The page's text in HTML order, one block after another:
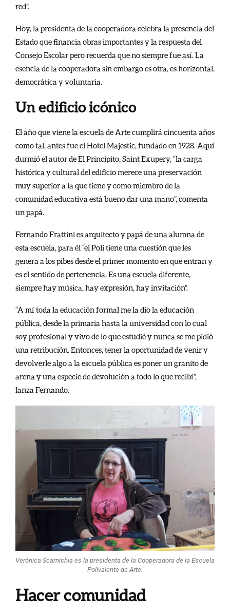
red”.
Hoy, la presidenta de la cooperadora celebra la presencia del
Estado que financia obras importantes y la respuesta del
Consejo Escolar pero recuerda que no siempre fue así. La
esencia de la cooperadora sin embargo es otra, es horizontal,
democrática y voluntaria.
Un edificio icónico
El año que viene la escuela de Arte cumplirá cincuenta años
como tal, antes fue el Hotel Majestic, fundado en 1928. Aquí
durmió el autor de El Principito, Saint Exupery, “la carga
histórica y cultural del edificio merece una preservación
muy superior a la que tiene y como miembro de la
comunidad educativa está bueno dar una mano”, comenta
un papá.
Fernando Frattini es arquitecto y papá de una alumna de
esta escuela, para él “el Poli tiene una cuestión que les
genera a los pibes desde el primer momento en que entran y
es el sentido de pertenencia. Es una escuela diferente,
siempre hay música, hay expresión, hay invitación”.
“A mí toda la educación formal me la dio la educación
pública, desde la primaria hasta la universidad con lo cual
soy profesional y vivo de lo que estudié y nunca se me pidió
una retribución. Entonces, tener la oportunidad de venir y
devolverle algo a la escuela pública es poner un granito de
arena y una especie de devolución a todo lo que recibí”,
lanza Fernando.
Verónica Scarnichia es la presidenta de la Cooperadora de la Escuela
Polivalente de Arte.
Hacer comunidad